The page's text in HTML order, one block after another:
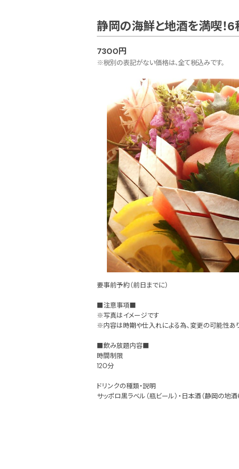
静岡の海鮮と地酒を満喫！
7300円
※税別の表記がない価格は、全て税込みです。
要事前予約（前日までに）
■注意事項■
※写真はイメージです
※内容は時期や仕入れによる為、変更の可能性あ
■飲み放題内容■
時間制限
120分
ドリンクの種類・説明
サッポロ黒ラベル（瓶ビール）・日本酒（静岡の地